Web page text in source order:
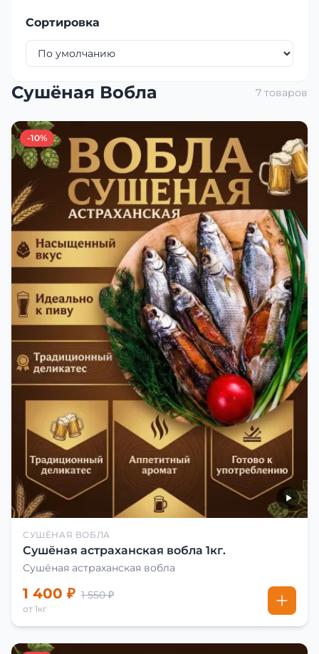
Сортировка
Сушёная Вобла 7 товаров
-10%
СУШЁНАЯ ВОБЛА
Сушёная астраханская вобла 1кг.
Сушёная астраханская вобла
1 400 ₽ 1 550 ₽
от 1кг